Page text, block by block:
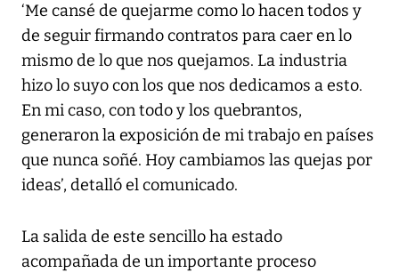
‘Me cansé de quejarme como lo hacen todos y
de seguir firmando contratos para caer en lo
mismo de lo que nos quejamos. La industria
hizo lo suyo con los que nos dedicamos a esto.
En mi caso, con todo y los quebrantos,
generaron la exposición de mi trabajo en países
que nunca soñé. Hoy cambiamos las quejas por
ideas’, detalló el comunicado.
La salida de este sencillo ha estado
acompañada de un importante proceso